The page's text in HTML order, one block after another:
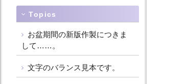
Topics
お盆期間の新版作製につきま
して……。
文字のバランス見本です。